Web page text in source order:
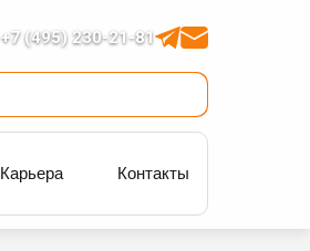
+7 (495) 230-21-81
Карьера Контакты